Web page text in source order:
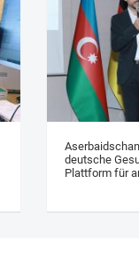
deutsche
Plattform für